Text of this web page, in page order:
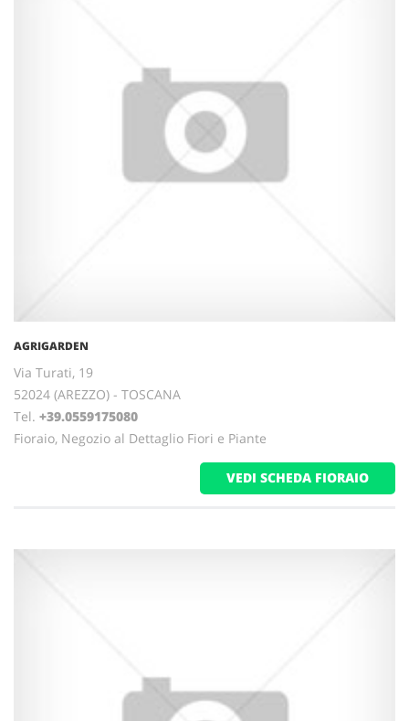
AGRIGARDEN
Via Turati, 19
52024 (AREZZO) - TOSCANA
Tel. +39.0559175080
Fioraio, Negozio al Dettaglio Fiori e Piante
VEDI SCHEDA FIORAIO